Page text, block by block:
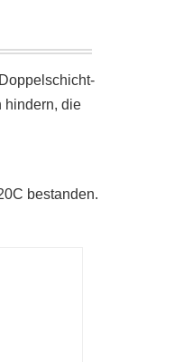
hindern, die
bestanden.